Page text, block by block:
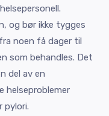
og bør ikke tygges
noen få dager til
som behandles. Det
del av en
helseproblemer
pylori.